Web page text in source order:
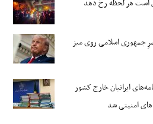
است هر لحظه رخ دهد
جمهوری اسلامی روی میز
ایرانیان خارج کشور
امنیتی شد